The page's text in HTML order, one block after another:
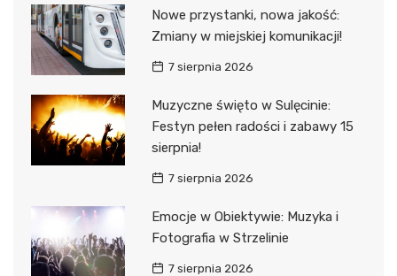
Nowe przystanki, nowa jakość:
Zmiany w miejskiej komunikacji!
7 sierpnia 2026
Muzyczne święto w Sulęcinie:
Festyn pełen radości i zabawy 15
sierpnia!
7 sierpnia 2026
Emocje w Obiektywie: Muzyka i
Fotografia w Strzelinie
7 sierpnia 2026